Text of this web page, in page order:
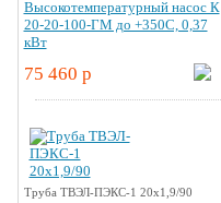
Высокотемпературный насос К
20-20-100-ГМ до +350С, 0,37
кВт
75 460 p
Труба ТВЭЛ-ПЭКС-1 20x1,9/90